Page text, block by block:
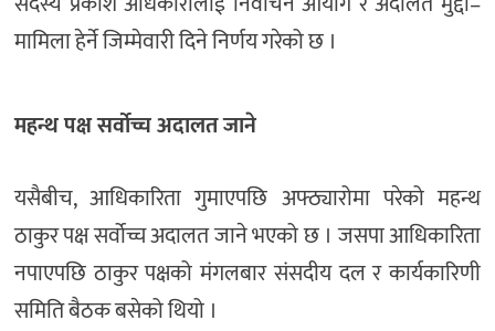
मामिला हेर्ने जिम्मेवारी दिने निर्णय गरेको छ ।
महन्थ पक्ष सर्वोच्च अदालत जाने
यसैबीच, आधिकारिता गुमाएपछि अफ्ठ्यारोमा परेको महन्थ
ठाकुर पक्ष सर्वोच्च अदालत जाने भएको छ । जसपा आधिकारिता
नपाएपछि ठाकुर पक्षको मंगलबार संसदीय दल र कार्यकारिणी
समिति बैठक बसेको थियो ।